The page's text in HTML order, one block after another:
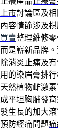
市討論區及
容情節涉及
賣整理維修
是嶄新品牌
消炎止痛及
的染眉膏排
天然植物雌激
平坦胸脯發
生長的加大
防經痛問題